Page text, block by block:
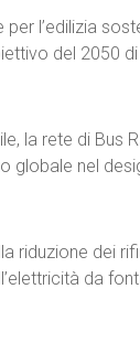
l’edilizia
del 2050
la rete di Bus
globale nel
riduzione dei
da